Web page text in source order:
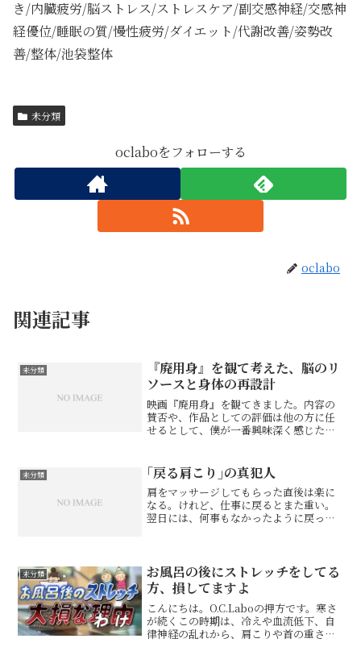
き/内臓疲労/脳ストレス/ストレスケア/副交感神経/交感神
経優位/睡眠の質/慢性疲労/ダイエット/代謝改善/姿勢改
善/整体/池袋整体
未分類
oclaboをフォローする
oclabo
関連記事
未分類
『廃用身』を観て考えた、脳のリ
ソースと身体の再設計
映画『廃用身』を観てきました。内容の
賛否や、作品としての評価は他の方に任
せるとして、僕が一番興味深く感じたの
描写でした。先に誤解のないように書い
ておくと、これは身体を切...
未分類 ｢戻る肩こり｣の真犯人
肩をマッサージしてもらった直後は楽に
なる。けれど、仕事に戻るとまた重い。
翌日には、何事もなかったように戻って
緩めても、脳への入力が変...
未分類
お風呂の後にストレッチをしてる
方、損してますよ
こんにちは。O.C.Laboの押方です。寒さ
が続くこの時期は、冷えや血流低下、自
律神経の乱れから、肩こりや首の重さ、